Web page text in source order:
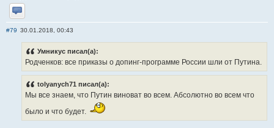
Отправить личное сообщение
#79 30.01.2018, 00:43
Умникус писал(а):
Родченков: все приказы о допинг-программе России шли от Путина.
tolyanych71 писал(а):
Мы все знаем, что Путин виноват во всем. Абсолютно во всем что
было и что будет.